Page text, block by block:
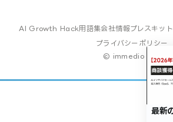
AI Growth Hack用語集会社情報プレスキット
プライバシーポリシー
© immedio Inc.